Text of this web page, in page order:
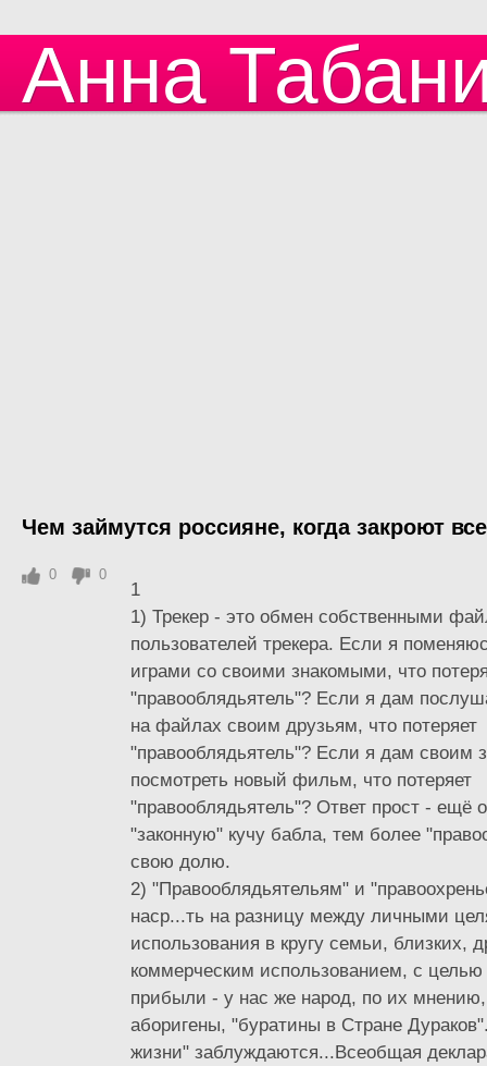
Анна
Чем займутся россияне, когда закроют
1
1) Трекер - это обмен собственными
пользователей трекера. Если я
играми со своими знакомыми, что
"правооблядьятель"? Если я дам
на файлах своим друзьям, что потеряет
"правооблядьятель"? Если я дам своим
посмотреть новый фильм, что потеряет
"правооблядьятель"? Ответ прост - ещё
"законную" кучу бабла, тем более
свою долю.
2) "Правооблядьятельям" и
наср...ть на разницу между личными
использования в кругу семьи, близких,
коммерческим использованием, с целью
прибыли - у нас же народ, по их
аборигены, "буратины в Стране
жизни" заблуждаются...Всеобщая
0 0